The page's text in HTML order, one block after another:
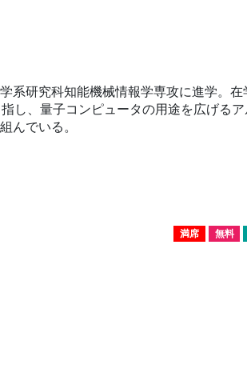
系研究科知能機械情報学専攻に進学。在
し、量子コンピュータの用途を広げる
んでいる。
満席 無料